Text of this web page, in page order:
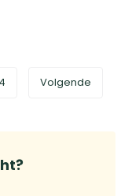
4 Volgende